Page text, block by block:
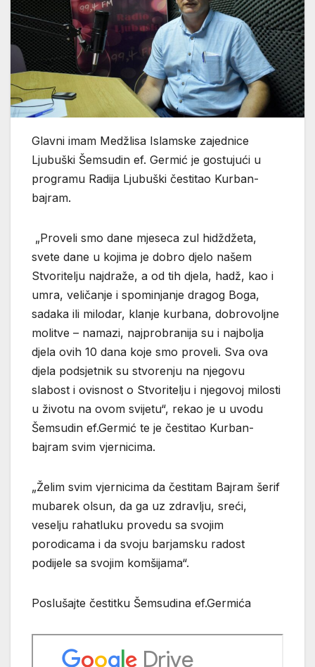
Glavni imam Medžlisa Islamske zajednice
Ljubuški Šemsudin ef. Germić je gostujući u
programu Radija Ljubuški čestitao Kurban-
bajram.
„Proveli smo dane mjeseca zul hidždžeta,
svete dane u kojima je dobro djelo našem
Stvoritelju najdraže, a od tih djela, hadž, kao i
umra, veličanje i spominjanje dragog Boga,
sadaka ili milodar, klanje kurbana, dobrovoljne
molitve – namazi, najprobranija su i najbolja
djela ovih 10 dana koje smo proveli. Sva ova
djela podsjetnik su stvorenju na njegovu
slabost i ovisnost o Stvoritelju i njegovoj milosti
u životu na ovom svijetu“, rekao je u uvodu
Šemsudin ef.Germić te je čestitao Kurban-
bajram svim vjernicima.
„Želim svim vjernicima da čestitam Bajram šerif
mubarek olsun, da ga uz zdravlju, sreći,
veselju rahatluku provedu sa svojim
porodicama i da svoju barjamsku radost
podijele sa svojim komšijama“.
Poslušajte čestitku Šemsudina ef.Germića